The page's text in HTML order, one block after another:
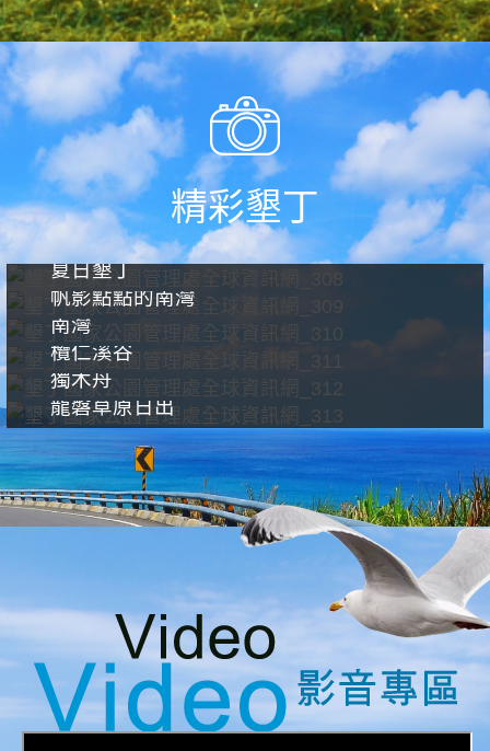
精彩墾丁
夏日墾丁
帆影點點的南灣
南灣
欖仁溪谷
獨木舟
龍磐草原日出